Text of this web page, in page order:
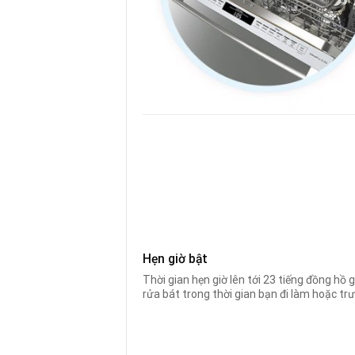
Hẹn giờ bật
Thời gian hẹn giờ lên tới 23 tiếng đồng hồ
rửa bát trong thời gian bạn đi làm hoặc